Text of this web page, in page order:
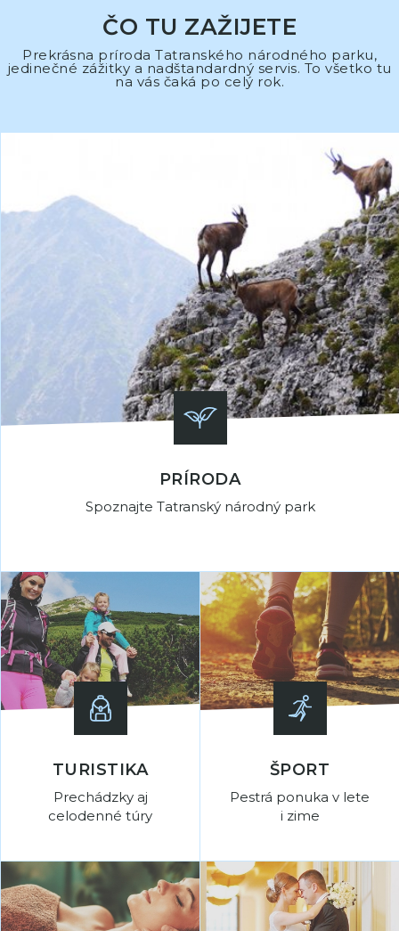
ČO TU ZAŽIJETE
Prekrásna príroda Tatranského národného parku,
jedinečné zážitky a nadštandardný servis. To všetko tu
na vás čaká po celý rok.
PRÍRODA
Spoznajte Tatranský národný park
TURISTIKA
Prechádzky aj
celodenné túry
ŠPORT
Pestrá ponuka v lete
i zime